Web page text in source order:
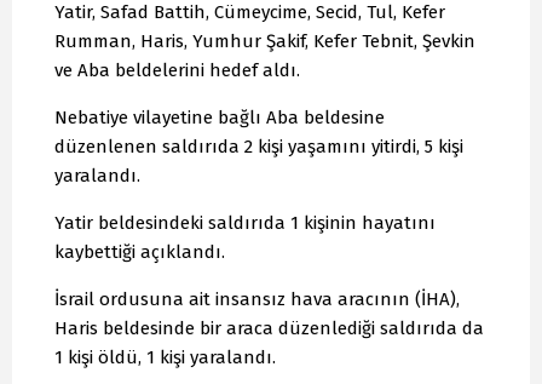
Yatir, Safad Battih, Cümeycime, Secid, Tul, Kefer
Rumman, Haris, Yumhur Şakif, Kefer Tebnit, Şevkin
ve Aba beldelerini hedef aldı.
Nebatiye vilayetine bağlı Aba beldesine
düzenlenen saldırıda 2 kişi yaşamını yitirdi, 5 kişi
yaralandı.
Yatir beldesindeki saldırıda 1 kişinin hayatını
kaybettiği açıklandı.
İsrail ordusuna ait insansız hava aracının (İHA),
Haris beldesinde bir araca düzenlediği saldırıda da
1 kişi öldü, 1 kişi yaralandı.